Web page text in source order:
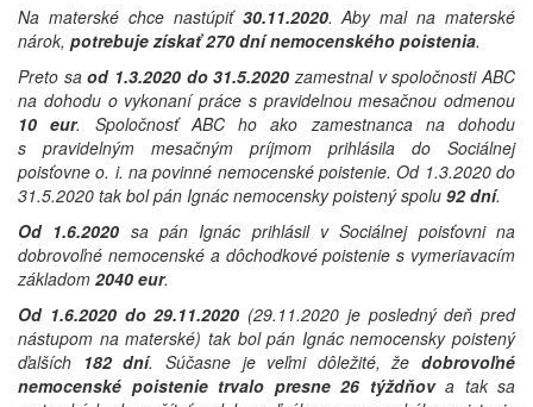
Na materské chce nastúpiť 30.11.2020. Aby mal na materské
nárok, potrebuje získať 270 dní nemocenského poistenia.
Preto saod 1.3.2020 do 31.5.2020 zamestnal v spoločnosti ABC
na dohodu o vykonaní práce s pravidelnou mesačnou odmenou
10 eur. Spoločnosť ABC ho ako zamestnanca na dohodu
s pravidelným mesačným príjmom prihlásila do Sociálnej
poisťovne o. i. na povinné nemocenské poistenie. Od 1.3.2020 do
31.5.2020 tak bol pán Ignác nemocensky poistený spolu 92 dní.
Od 1.6.2020 sa pán Ignác prihlásil v Sociálnej poisťovni na
dobrovoľné nemocenské a dôchodkové poistenie s vymeriavacím
základom 2040 eur.
Od 1.6.2020 do 29.11.2020 (29.11.2020 je posledný deň pred
nástupom na materské) tak bol pán Ignác nemocensky poistený
ďalších 182 dní. Súčasne je veľmi dôležité, že dobrovoľné
nemocenské poistenie trvalo presne 26 týždňova tak sa